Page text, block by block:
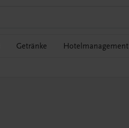
Getränke Hotelmanagement